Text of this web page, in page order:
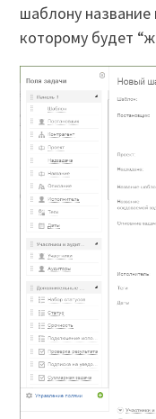
шаблону название
которому будет